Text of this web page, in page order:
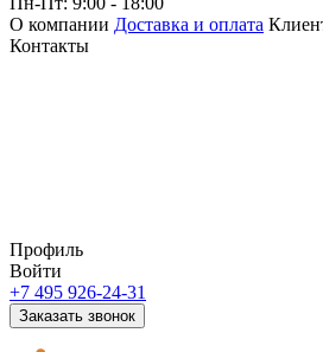
О компании Доставка и оплата
Контакты
Профиль
Войти
+7 495 926-24-31
Заказать звонок